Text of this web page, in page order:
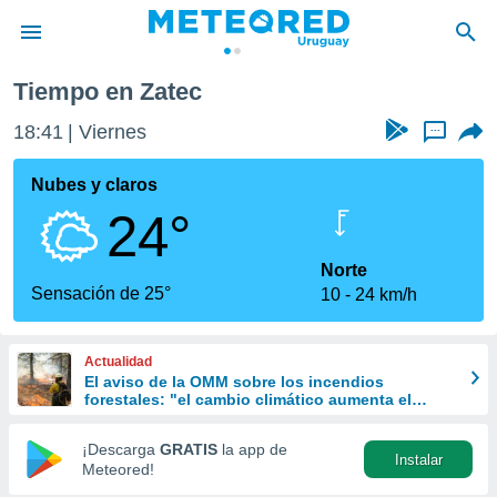
de
ha
calidad.
a este
las
y
forma
digital
basada
Tiempo en Zatec
18:41 Viernes ...
Nubes y claros
24°
Sensación de 25°
Norte
10
24 km/h
Actualidad
El aviso de la OMM sobre los incendios
forestales: "el cambio climático aumenta el
¡Descarga GRATIS la app de
Meteored!
Instalar